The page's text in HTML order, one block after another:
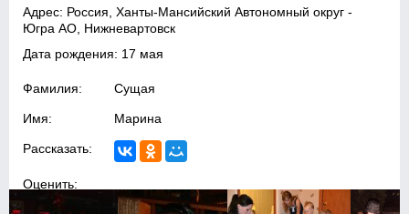
Адрес: Россия, Ханты-Мансийский Автономный округ -
Югра АО, Нижневартовск
Дата рождения: 17 мая
Фамилия: Сущая
Имя: Марина
Рассказать:
Оценить: